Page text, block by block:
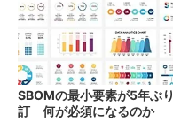
SBOMの最小要素が5年ぶ
訂 何が必須になるのか